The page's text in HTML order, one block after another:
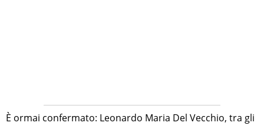
È ormai confermato: Leonardo Maria Del Vecchio, tra gli